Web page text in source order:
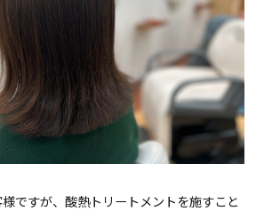
ですが、酸熱トリートメントを施すこと